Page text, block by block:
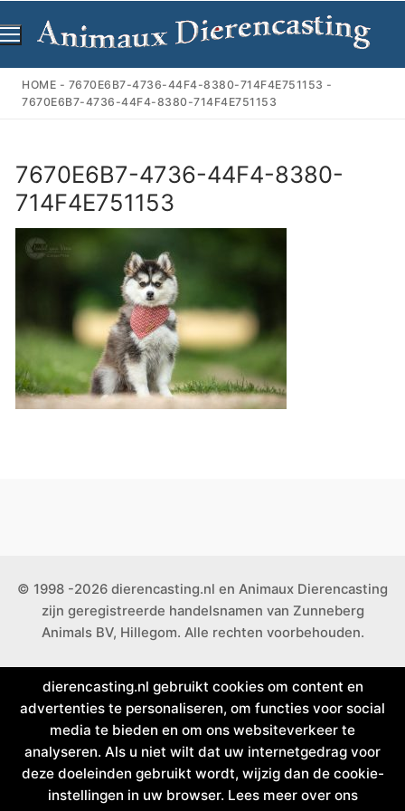
naar
inhoud
HOME - 7670E6B7-4736-44F4-8380-714F4E751153 -
7670E6B7-4736-44F4-8380-714F4E751153
7670E6B7-4736-44F4-8380-
714F4E751153
© 1998 -2026 dierencasting.nl en Animaux Dierencasting
zijn geregistreerde handelsnamen van Zunneberg
Animals BV, Hillegom. Alle rechten voorbehouden.
dierencasting.nl gebruikt cookies om content en
advertenties te personaliseren, om functies voor social
media te bieden en om ons websiteverkeer te
analyseren. Als u niet wilt dat uw internetgedrag voor
deze doeleinden gebruikt wordt, wijzig dan de cookie-
instellingen in uw browser. Lees meer over ons